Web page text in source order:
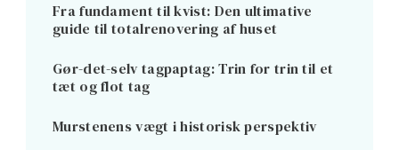
Fra fundament til kvist: Den ultimative
guide til totalrenovering af huset
Gør-det-selv tagpaptag: Trin for trin til et
tæt og flot tag
Murstenens vægt i historisk perspektiv